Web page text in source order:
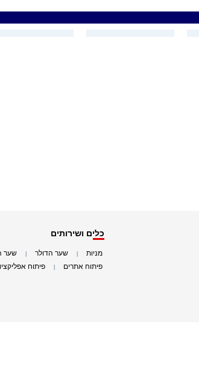
כלים ושירותים
מניות שער הדולר שער
פיתוח אתרים פיתוח